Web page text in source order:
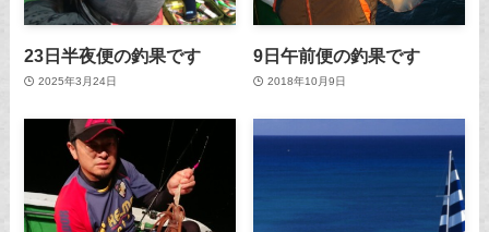
23日半夜便の釣果です
2025年3月24日
9日午前便の釣果です
2018年10月9日